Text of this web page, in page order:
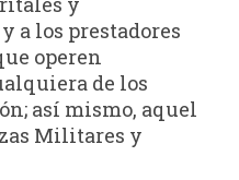
a los prestadores
operen
de los
así mismo, aquel
Militares y